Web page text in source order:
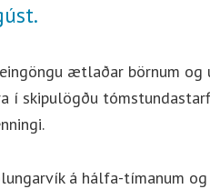
ætlaðar börnum og
í skipulögðu
á hálfa-tímanum